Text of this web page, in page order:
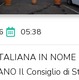
05:38
IN NOME
Il Consiglio di